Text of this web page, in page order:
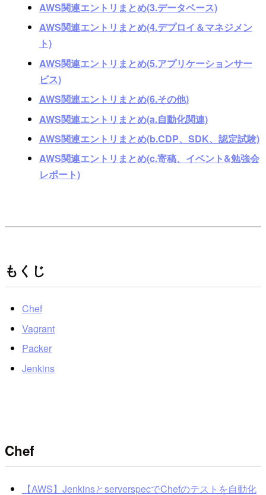
AWS関連エントリまとめ(3.データベース)
AWS関連エントリまとめ(4.デプロイ＆マネジメン
ト)
AWS関連エントリまとめ(5.アプリケーションサー
ビス)
AWS関連エントリまとめ(6.その他)
AWS関連エントリまとめ(a.自動化関連)
AWS関連エントリまとめ(b.CDP、SDK、認定試験)
AWS関連エントリまとめ(c.寄稿、イベント&勉強会
レポート)
もくじ
Chef
Vagrant
Packer
Jenkins
Chef
【AWS】JenkinsとserverspecでChefのテストを自動化